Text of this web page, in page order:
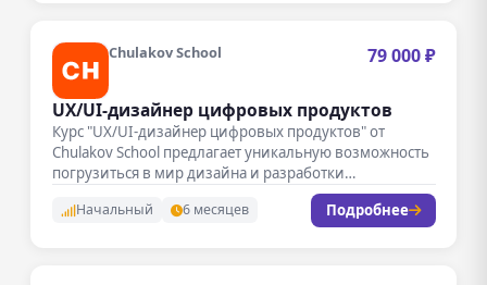
Chulakov School 79 000 ₽
UX/UI-дизайнер цифровых продуктов
Курс "UX/UI-дизайнер цифровых продуктов" от
Chulakov School предлагает уникальную возможность
погрузиться в мир дизайна и разработки
Начальный 6 месяцев Подробнее